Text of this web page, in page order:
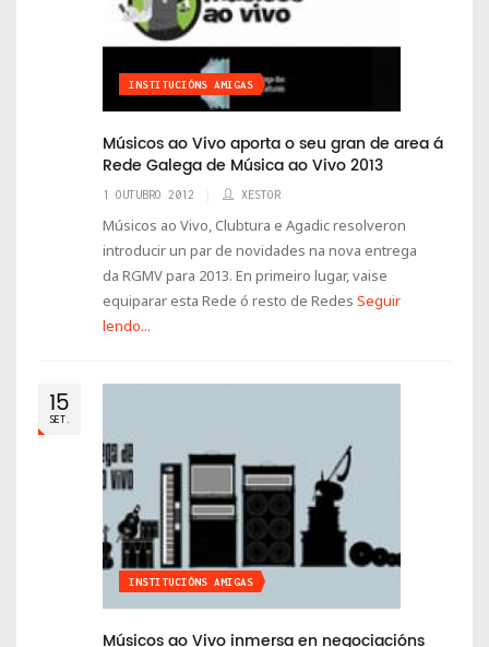
INSTITUCIÓNS AMIGAS
Músicos ao Vivo aporta o seu gran de area á
Rede Galega de Música ao Vivo 2013
1 OUTUBRO 2012 XESTOR
Músicos ao Vivo, Clubtura e Agadic resolveron
introducir un par de novidades na nova entrega
da RGMV para 2013. En primeiro lugar, vaise
equiparar esta Rede ó resto de Redes Seguir
lendo...
15
SET.
INSTITUCIÓNS AMIGAS